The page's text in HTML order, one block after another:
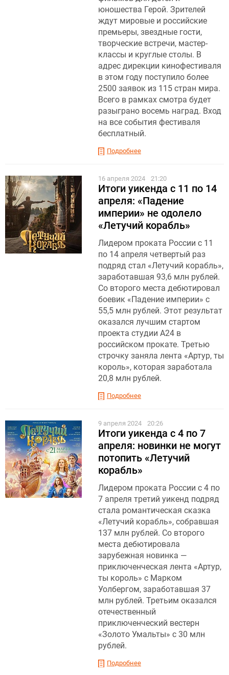
юношества Герой. Зрителей
ждут мировые и российские
премьеры, звездные гости,
творческие встречи, мастер-
классы и круглые столы. В
адрес дирекции кинофестиваля
в этом году поступило более
2500 заявок из 115 стран мира.
Всего в рамках смотра будет
разыграно восемь наград. Вход
на все события фестиваля
бесплатный.
Подробнее
16 апреля 2024 21:20
Итоги уикенда с 11 по 14
апреля: «Падение
империи» не одолело
«Летучий корабль»
Лидером проката России с 11
по 14 апреля четвертый раз
подряд стал «Летучий корабль»,
заработавшая 93,6 млн рублей.
Со второго места дебютировал
боевик «Падение империи» с
55,5 млн рублей. Этот результат
оказался лучшим стартом
проекта студии А24 в
российском прокате. Третью
строчку заняла лента «Артур, ты
король», которая заработала
20,8 млн рублей.
Подробнее
9 апреля 2024 20:26
Итоги уикенда с 4 по 7
апреля: новинки не могут
потопить «Летучий
корабль»
Лидером проката России с 4 по
7 апреля третий уикенд подряд
стала романтическая сказка
«Летучий корабль», собравшая
137 млн рублей. Со второго
места дебютировала
зарубежная новинка —
приключенческая лента «Артур,
ты король» с Марком
Уолбергом, заработавшая 37
млн рублей. Третьим оказался
отечественный
приключенческий вестерн
«Золото Умальты» с 30 млн
рублей.
Подробнее